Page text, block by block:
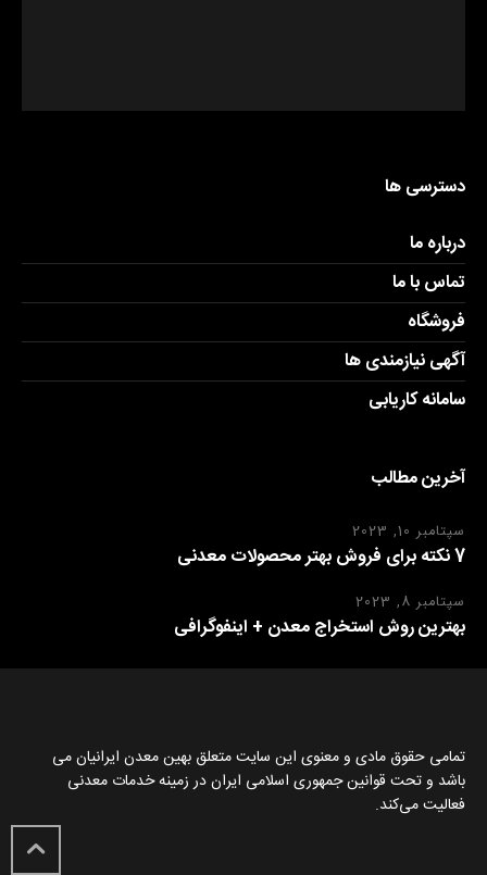
دسترسی ها
درباره ما
تماس با ما
فروشگاه
آگهی نیازمندی ها
سامانه کاریابی
آخرین مطالب
سپتامبر 10, 2023
7 نکته برای فروش بهتر محصولات معدنی
سپتامبر 8, 2023
بهترین روش استخراج معدن + اینفوگرافی
تمامی حقوق مادی و معنوی این سایت متعلق بهین معدن ایرانیان می
باشد و تحت قوانین جمهوری اسلامی ایران در زمینه خدمات معدنی
فعالیت می‌کند.